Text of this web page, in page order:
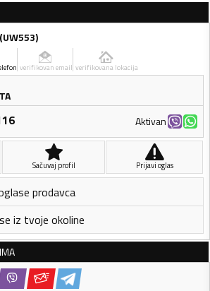
(UW553)
verifikovan email verifikovana lokacija
Aktivan
Sačuvaj profil Prijavi oglas
prodavca
iz tvoje okoline